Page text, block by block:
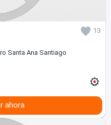
13
Santa Ana Santiago
ahora